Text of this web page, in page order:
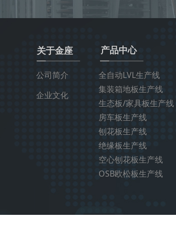
关于金座
公司简介
企业文化
产品中心
全自动LVL生产线
集装箱地板生产线
生态板/家具板生产线
房车板生产线
刨花板生产线
绝缘板生产线
空心刨花板生产线
OSB欧松板生产线